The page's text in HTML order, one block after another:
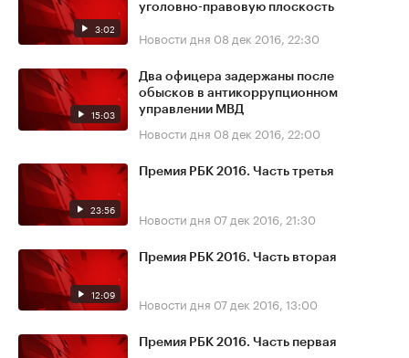
3:02
уголовно-правовую плоскость
Новости дня 08 дек 2016, 22:30
15:03
Два офицера задержаны после
обысков в антикоррупционном
управлении МВД
Новости дня 08 дек 2016, 22:00
23:56
Премия РБК 2016. Часть третья
Новости дня 07 дек 2016, 21:30
12:09
Премия РБК 2016. Часть вторая
Новости дня 07 дек 2016, 13:00
Премия РБК 2016. Часть первая